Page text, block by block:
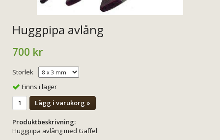
Huggpipa avlång
700 kr
Storlek
Finns i lager
Lägg i varukorg »
Produktbeskrivning:
Huggpipa avlång med Gaffel